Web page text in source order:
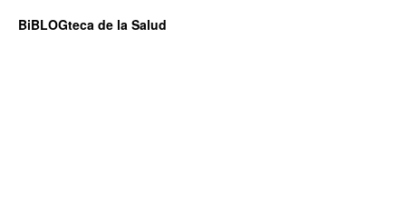
BiBLOGteca de la Salud